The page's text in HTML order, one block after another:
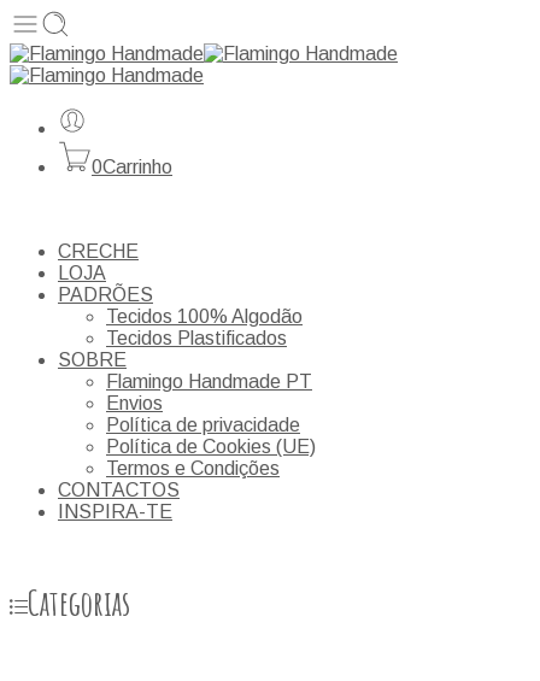
0Carrinho
CRECHE
LOJA
PADRÕES
Tecidos 100% Algodão
Tecidos Plastificados
SOBRE
Flamingo Handmade PT
Envios
Política de privacidade
Política de Cookies (UE)
Termos e Condições
CONTACTOS
INSPIRA-TE
Categorias